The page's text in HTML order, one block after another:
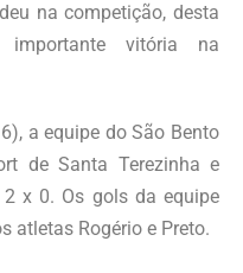
na competição, desta
vitória na
a equipe do São Bento
de Santa Terezinha e
x 0. Os gols da equipe
atletas Rogério e Preto.